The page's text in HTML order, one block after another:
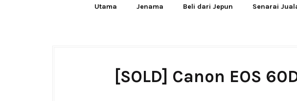
Utama Jenama Beli dari Jepun Senarai
[SOLD] Canon EOS